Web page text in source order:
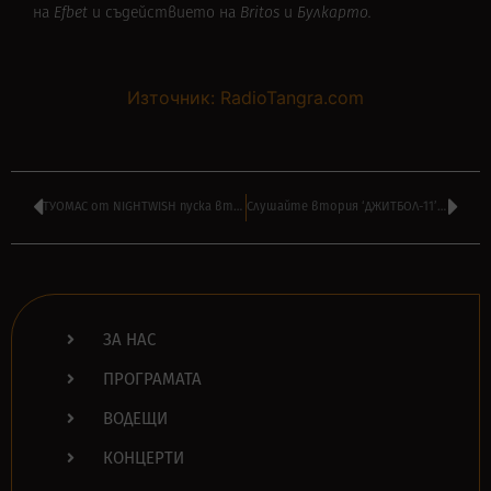
на Efbet и съдействието на Britos и Булкарто.
Източник: RadioTangra.com
ТУОМАС от NIGHTWISH пуска втори албум с жена си и проекта AURI Слушайте втория ‘ДЖИТБОЛ-11’ за Eвропейското по футбол в ПОДКАСТ
ЗА НАС
ПРОГРАМАТА
ВОДЕЩИ
КОНЦЕРТИ